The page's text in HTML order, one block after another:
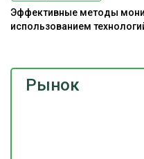
Рынок
Эффективные методы
использованием